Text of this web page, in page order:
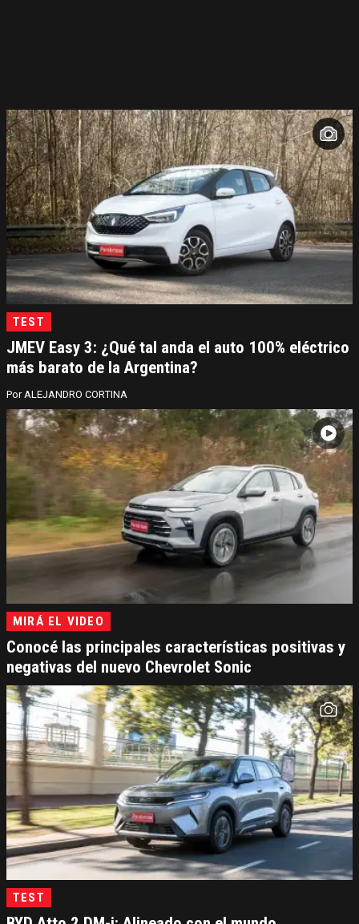
TEST
JMEV Easy 3: ¿Qué tal anda el auto 100% eléctrico
más barato de la Argentina?
ALEJANDRO CORTINA
MIRÁ EL VIDEO
Conocé las principales características positivas y
negativas del nuevo Chevrolet Sonic
TEST